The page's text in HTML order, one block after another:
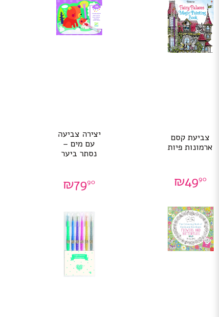
צביעת קסם
ארמונות פיות
₪4990
יצירה צביעה
עם מים –
נסתר ביער
₪7990